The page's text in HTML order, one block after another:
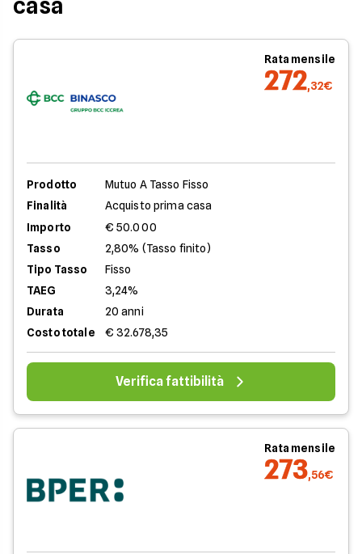
casa
Rata mensile
272,32€
Prodotto
Mutuo A Tasso Fisso
Finalità
Acquisto prima casa
Importo
€ 50.000
Tasso
2,80% (Tasso finito)
Tipo Tasso
Fisso
TAEG
3,24%
Durata
20 anni
Costo totale
€ 32.678,35
Verifica fattibilità
Rata mensile
273,56€